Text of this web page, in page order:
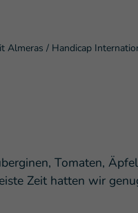
Almeras / Handicap
Tomaten,
Zeit hatten wir